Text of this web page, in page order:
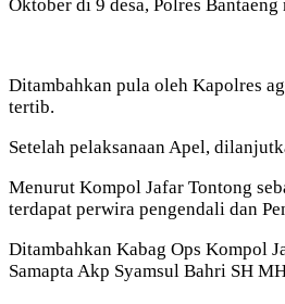
Oktober di 9 desa, Polres
Ditambahkan pula oleh Kapolres
tertib.
Setelah pelaksanaan Apel,
Menurut Kompol Jafar Tontong
terdapat perwira pengendali dan
Ditambahkan Kabag Ops Kompol
Samapta Akp Syamsul Bahri SH